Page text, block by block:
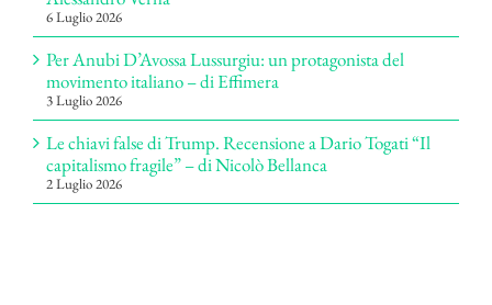
6 Luglio 2026
Per Anubi D’Avossa Lussurgiu: un protagonista del
movimento italiano – di Effimera
3 Luglio 2026
Le chiavi false di Trump. Recensione a Dario Togati “Il
capitalismo fragile” – di Nicolò Bellanca
2 Luglio 2026